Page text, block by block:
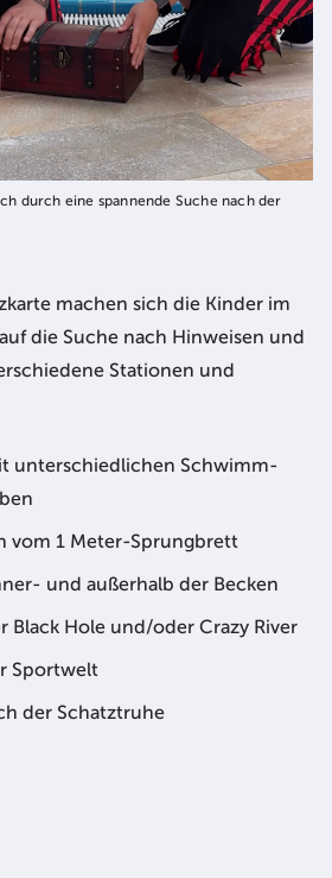
durch eine spannende Suche nach der
machen sich die Kinder im
die Suche nach Hinweisen und
Stationen und
unterschiedlichen Schwimm-
vom 1 Meter-Sprungbrett
und außerhalb der Becken
Black Hole und/oder Crazy River
Sportwelt
der Schatztruhe